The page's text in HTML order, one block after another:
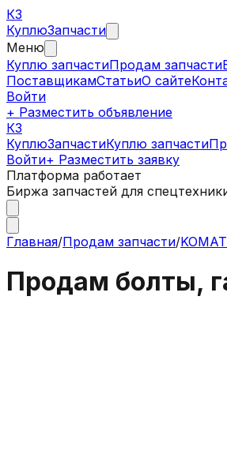
КЗ
КуплюЗапчасти
Меню
Куплю запчастиПродам запчасти
ПоставщикамСтатьиО сайте
Войти
+ Разместить объявление
КЗ
КуплюЗапчастиКуплю запчасти
Войти+ Разместить заявку
Платформа работает
Биржа запчастей для
Главная/Продам запчасти/
Продам болты,